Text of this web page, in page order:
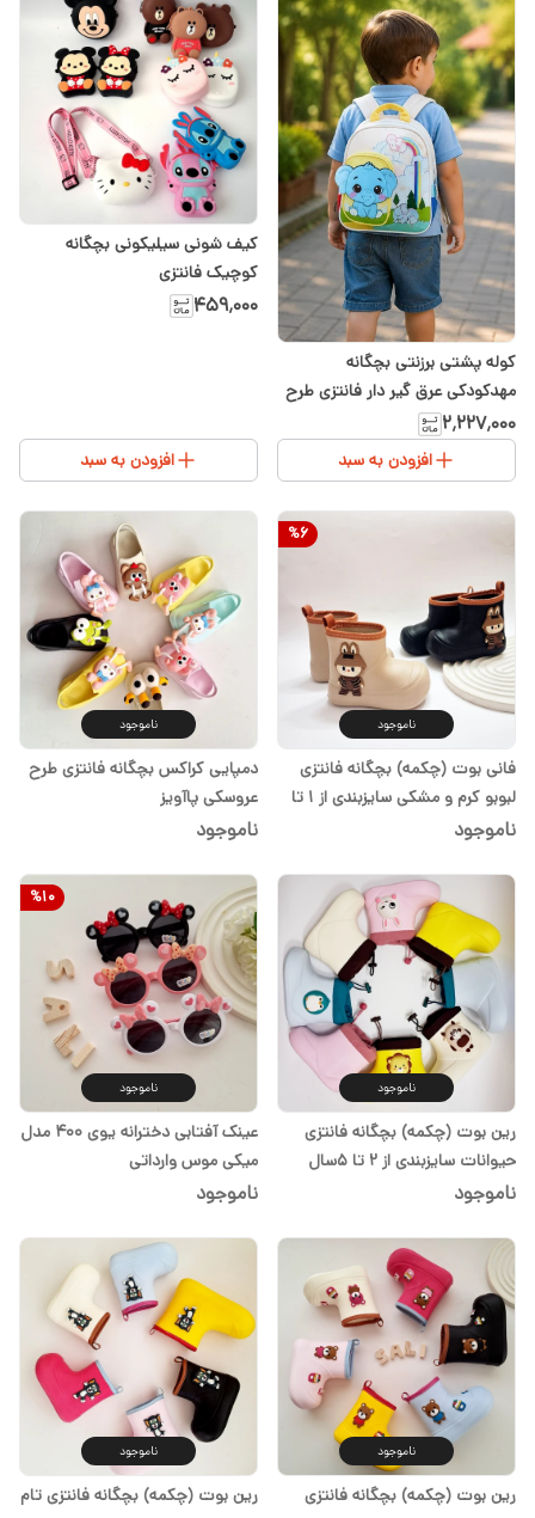
کوله پشتی برزنتی بچگانه
مهدکودکی عرق گیر دار فانتزی طرح
فیل
۲٬۲۲۷٬۰۰۰
افزودن به سبد
کیف شونی سیلیکونی بچگانه
کوچیک فانتزی
۴۵۹٬۰۰۰
افزودن به سبد
%6
ناموجود
فانی بوت (چکمه) بچگانه فانتزی
لبوبو ‌کرم و مشکی سایزبندی از ۱ تا
۵سال
ناموجود
ناموجود
دمپایی کراکس بچگانه فانتزی طرح
عروسکی پاآویز
ناموجود
ناموجود
رین بوت (چکمه) بچگانه فانتزی
حیوانات سایزبندی از ۲ تا ۵سال
ناموجود
%10
ناموجود
عینک آفتابی دخترانه یوی ۴۰۰ مدل
میکی موس وارداتی
ناموجود
ناموجود
رین بوت (چکمه) بچگانه فانتزی
ناموجود
رین بوت (چکمه) بچگانه فانتزی تام